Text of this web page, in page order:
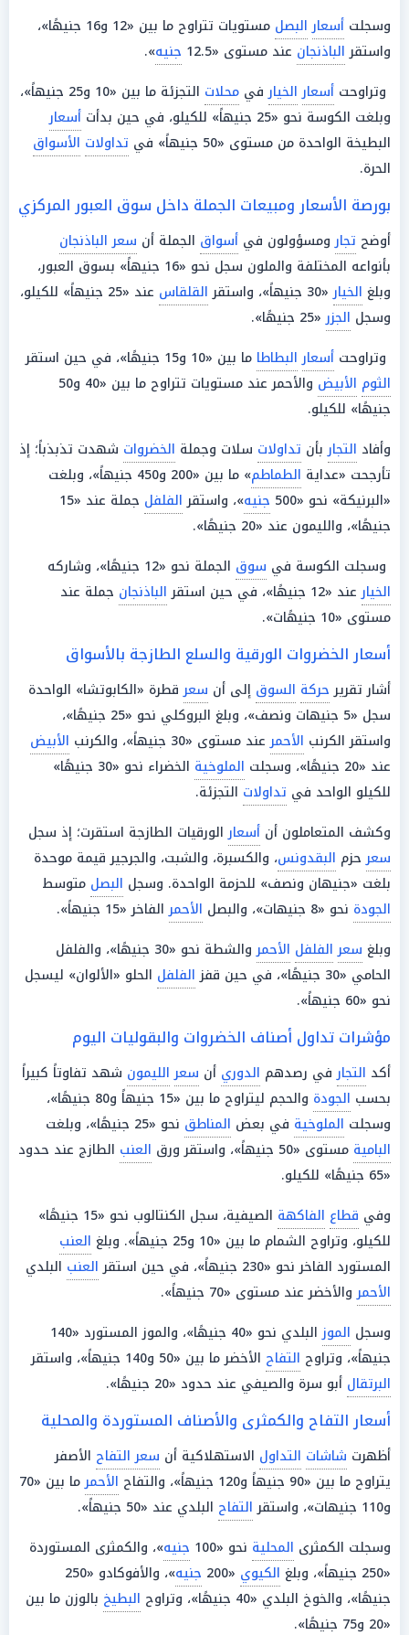
وسجلت أسعار البصل
مستويات تتراوح ما بين «12 و16 جنيهًا»،
واستقرالباذنجان عند مستوى «12.5 جنيه».
وتراوحت أسعار الخيارفي محلات
التجزئة ما بين «10 و25 جنيهاً»،
وبلغت الكوسة نحو «25 جنيهاً» للكيلو، في حين بدأت
أسعار
البطيخة الواحدة من مستوى «50 جنيهاً» في
تداولات الأسواق
الحرة.
بورصة الأسعار ومبيعات الجملة داخل سوق العبور المركزي
أوضح تجارومسؤولون في أسواق الجملة أن سعر الباذنجان
بأنواعه المختلفة والملون سجل نحو «16 جنيهاً» بسوق العبور،
وبلغ الخيار«30 جنيهاً»، واستقر القلقاس
عند «25 جنيهاً» للكيلو،
وسجل الجزر«25 جنيهًا».
وتراوحت أسعار البطاطا ما بين «10 و15 جنيهًا»، في حين استقر
الثوم الأبيض
والأحمر عند مستويات تتراوح ما بين «40 و50
جنيهًا» للكيلو.
وأفاد التجاربأن تداولات سلات وجملة الخضروات شهدت تذبذباً؛ إذ
تأرجحت «عداية الطماطم
» ما بين «200 و450 جنيهاً»، وبلغت
«البرنيكة» نحو «500
جنيه»، واستقرالفلفل
جملة عند «15
جنيهًا»، والليمون عند «20 جنيهًا».
وسجلت الكوسة في سوق الجملة نحو «12 جنيهًا»، وشاركه
الخيارعند «12 جنيهًا»، في حين استقر الباذنجان جملة عند
مستوى «10 جنيهًات».
أسعار الخضروات الورقية والسلع الطازجة بالأسواق
أشار تقريرحركة السوق إلى أن سعرقطرة «الكابوتشا» الواحدة
سجل «5 جنيهات ونصف»، وبلغ البروكلي نحو «25 جنيهًا»،
واستقر الكرنب الأحمرعند مستوى «30 جنيهاً»، والكرنب
الأبيض
عند «20 جنيهًا»، وسجلت
الملوخية
الخضراء نحو «30 جنيهًا»
للكيلو الواحد في تداولات التجزئة.
وكشف المتعاملون أن أسعارالورقيات الطازجة استقرت؛ إذ سجل
سعرحزم البقدونس، والكسبرة، والشبت، والجرجير قيمة موحدة
بلغت «جنيهان ونصف» للحزمة الواحدة. وسجل البصل متوسط
الجودة نحو «8 جنيهات»، والبصل الأحمرالفاخر «15 جنيهاً».
وبلغ سعر الفلفل الأحمر
والشطة نحو «30 جنيهًا»، والفلفل
الحامي «30 جنيهًا»، في حين قفز
الفلفل الحلو «الألوان» ليسجل
نحو «60 جنيهاً».
مؤشرات تداول أصناف الخضروات والبقوليات اليوم
أكد التجارفي رصدهم الدوري أن سعر الليمون شهد تفاوتاً كبيراً
بحسب الجودة
والحجم ليتراوح ما بين «15 جنيهاً و80 جنيهًا»،
وسجلت الملوخية في بعض المناطق نحو «25 جنيهًا»، وبلغت
البامية مستوى «50 جنيهاً»، واستقر ورق العنب الطازج عند حدود
«65 جنيهًا» للكيلو.
وفي قطاع الفاكهة
الصيفية، سجل الكنتالوب نحو «15 جنيهًا»
للكيلو، وتراوح الشمام ما بين «10 و25 جنيهاً». وبلغ
العنب
المستورد الفاخر نحو «230 جنيهاً»، في حين استقر
العنب البلدي
الأحمروالأخضر عند مستوى «70 جنيهاً».
وسجل الموز
البلدي نحو «40 جنيهًا»، والموز المستورد «140
جنيهاً»، وتراوح التفاح الأخضر ما بين «50 و140 جنيهاً»، واستقر
البرتقال أبو سرة والصيفي عند حدود «20 جنيهًا».
أسعار التفاح والكمثرى والأصناف المستوردة والمحلية
أظهرت شاشات التداول الاستهلاكية أن سعر التفاح الأصفر
يتراوح ما بين «90 جنيهاً و120 جنيهاً»، والتفاح
الأحمر
ما بين «70
و110 جنيهات»، واستقر
التفاح البلدي عند «50 جنيهاً».
وسجلت الكمثرى المحلية نحو «100 جنيه»، والكمثرى المستوردة
«250 جنيهاً»، وبلغ
الكيوي «200 جنيه
»، والأفوكادو «250
جنيهًا»، والخوخ البلدي «40 جنيهًا»، وتراوح
البطيخ بالوزن ما بين
«20 و75 جنيهًا».